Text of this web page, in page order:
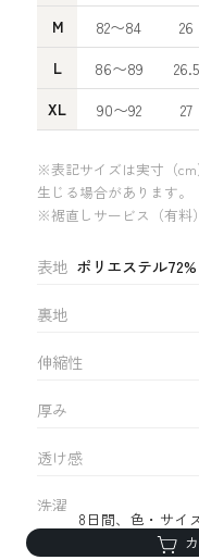
8日間、色・サイ
M 82〜84 26
L 86〜89 26.5
XL 90〜92 27
※表記サイズは実寸（
生じる場合があります。
※裾直しサービス（有料
表地 ポリエステル
裏地
伸縮性
厚み
透け感
洗濯
生産国